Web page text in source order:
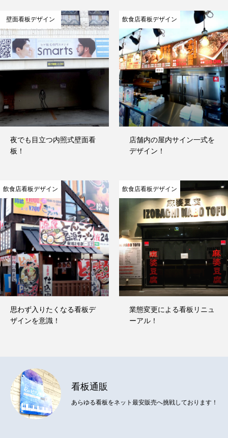
屋外アクリル看板デザイン
自立看板デザイン
金属切文字看板
カルプ文字看板
飲食店看板デザイン
記者会見の幕デザイン
看板デザイン制作
良くあるご質問
運営会社情報
お問い合わせ
業種別看板デザイン
壁面看板デザイン
夜でも目立つ内照式壁面看
板！
飲食店看板デザイン
店舗内の屋内サイン一式を
デザイン！
飲食店看板デザイン
思わず入りたくなる看板デ
ザインを意識！
飲食店看板デザイン
業態変更による看板リニュ
ーアル！
看板通販
あらゆる看板をネット最安販売へ挑戦しております！